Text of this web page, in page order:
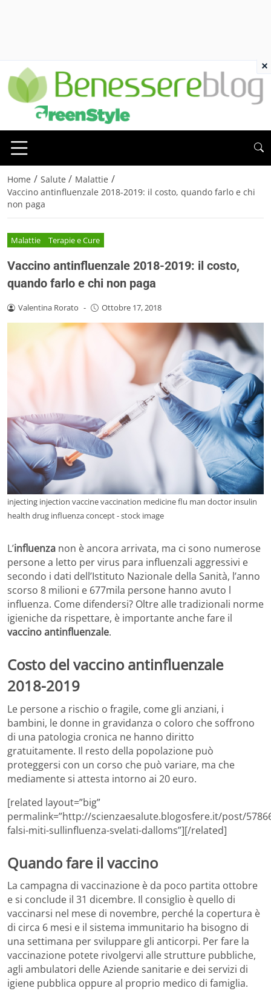
Home / Salute / Malattie /
Vaccino antinfluenzale 2018-2019: il costo, quando farlo e chi
non paga
Malattie Terapie e Cure
Vaccino antinfluenzale 2018-2019: il costo,
quando farlo e chi non paga
Valentina Rorato - Ottobre 17, 2018
injecting injection vaccine vaccination medicine flu man doctor insulin
health drug influenza concept - stock image
L’influenza non è ancora arrivata, ma ci sono numerose
persone a letto per virus para influenzali aggressivi e
secondo i dati dell’Istituto Nazionale della Sanità, l’anno
scorso 8 milioni e 677mila persone hanno avuto l
influenza. Come difendersi? Oltre alle tradizionali norme
igieniche da rispettare, è importante anche fare il
vaccino antinfluenzale.
Costo del vaccino antinfluenzale
2018-2019
Le persone a rischio o fragile, come gli anziani, i
bambini, le donne in gravidanza o coloro che soffrono
di una patologia cronica ne hanno diritto
gratuitamente. Il resto della popolazione può
proteggersi con un corso che può variare, ma che
mediamente si attesta intorno ai 20 euro.
[related layout=”big”
permalink=”http://scienzaesalute.blogosfere.it/post/
falsi-miti-sullinfluenza-svelati-dalloms”][/related]
Quando fare il vaccino
La campagna di vaccinazione è da poco partita ottobre
e si conclude il 31 dicembre. Il consiglio è quello di
vaccinarsi nel mese di novembre, perché la copertura è
di circa 6 mesi e il sistema immunitario ha bisogno di
una settimana per sviluppare gli anticorpi. Per fare la
vaccinazione potete rivolgervi alle strutture pubbliche,
agli ambulatori delle Aziende sanitarie e dei servizi di
igiene pubblica oppure al proprio medico di famiglia.
×